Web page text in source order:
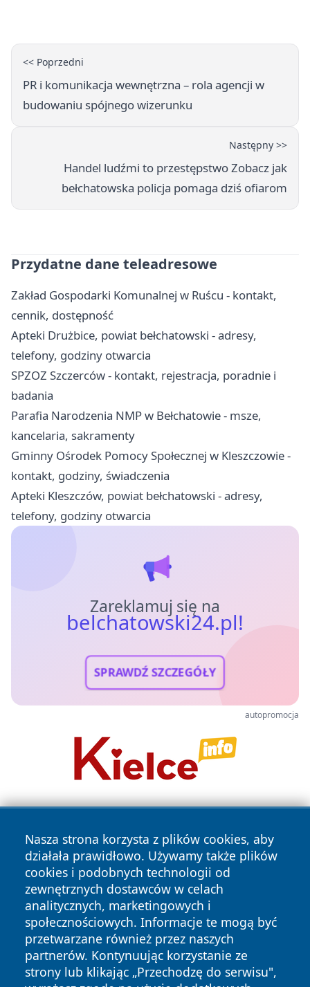
<< Poprzedni
PR i komunikacja wewnętrzna – rola agencji w
budowaniu spójnego wizerunku
Następny >>
Handel ludźmi to przestępstwo Zobacz jak
bełchatowska policja pomaga dziś ofiarom
Przydatne dane teleadresowe
Zakład Gospodarki Komunalnej w Ruścu - kontakt,
cennik, dostępność
Apteki Drużbice, powiat bełchatowski - adresy,
telefony, godziny otwarcia
SPZOZ Szczerców - kontakt, rejestracja, poradnie i
badania
Parafia Narodzenia NMP w Bełchatowie - msze,
kancelaria, sakramenty
Gminny Ośrodek Pomocy Społecznej w Kleszczowie -
kontakt, godziny, świadczenia
Apteki Kleszczów, powiat bełchatowski - adresy,
telefony, godziny otwarcia
Zareklamuj się na
belchatowski24.pl!
SPRAWDŹ SZCZEGÓŁY
autopromocja
Nasza strona korzysta z plików cookies, aby
działała prawidłowo. Używamy także plików
cookies i podobnych technologii od
zewnętrznych dostawców w celach
analitycznych, marketingowych i
społecznościowych. Informacje te mogą być
przetwarzane również przez naszych
partnerów. Kontynuując korzystanie ze
strony lub klikając „Przechodzę do serwisu",
Copyright © 2026 belchatowski24.pl Wszystkie prawa
zastrzeżone.
News Autorzy
Polityka
Prywatności
Polityka
Cookies